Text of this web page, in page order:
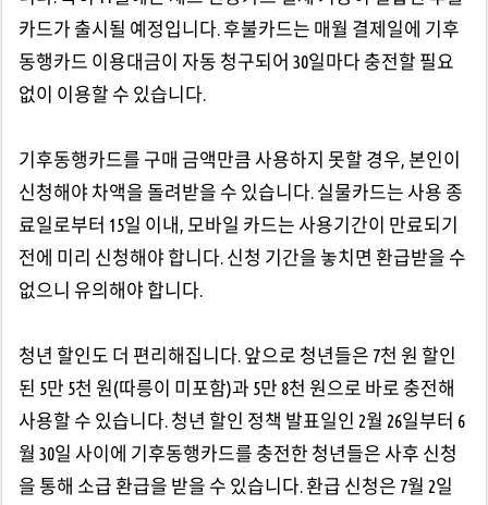
카드가 출시될 예정입니다. 후불카드는 매월 결제일에 기후
동행카드 이용대금이 자동 청구되어 30일마다 충전할 필요
없이 이용할 수 있습니다.
기후동행카드를 구매 금액만큼 사용하지 못할 경우, 본인이
신청해야 차액을 돌려받을 수 있습니다. 실물카드는 사용 종
료일로부터 15일 이내, 모바일 카드는 사용기간이 만료되기
전에 미리 신청해야 합니다. 신청 기간을 놓치면 환급받을 수
없으니 유의해야 합니다.
청년 할인도 더 편리해집니다. 앞으로 청년들은 7천 원 할인
된 5만 5천 원(따릉이 미포함)과 5만 8천 원으로 바로 충전해
사용할 수 있습니다. 청년 할인 정책 발표일인 2월 26일부터 6
월 30일 사이에 기후동행카드를 충전한 청년들은 사후 신청
을 통해 소급 환급을 받을 수 있습니다. 환급 신청은 7월 2일